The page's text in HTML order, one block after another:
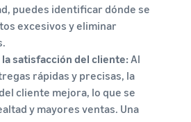
puedes identificar dónde se
excesivos y eliminar
satisfacción del cliente:Al
rápidas y precisas, la
cliente mejora, lo que se
y mayores ventas. Una